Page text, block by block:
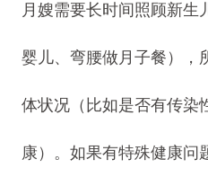
月嫂需要长时间照顾新生
婴儿、弯腰做月子餐），
体状况（比如是否有传染
康）。如果有特殊健康问